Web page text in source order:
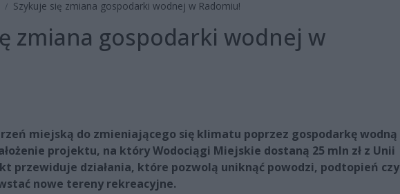
Szykuje się zmiana gospodarki wodnej w Radomiu!
zmiana gospodarki wodnej w
miejską do zmieniającego się klimatu poprzez gospodarkę wodną
projektu, na który Wodociągi Miejskie dostaną 25 mln zł z Unii
przewiduje działania, które pozwolą uniknąć powodzi, podtopień czy
nowe tereny rekreacyjne.